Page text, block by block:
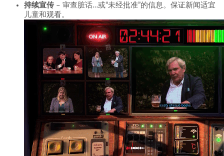
持续宣传 – 审查脏话…或“未经批准”的信息。保证新闻适宜
儿童和观看。